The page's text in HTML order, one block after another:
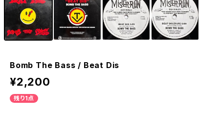
Bomb The Bass / Beat Dis
¥2,200
残り1点